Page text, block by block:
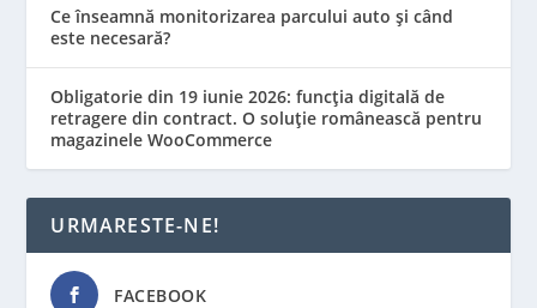
Ce înseamnă monitorizarea parcului auto și când
este necesară?
Obligatorie din 19 iunie 2026: funcția digitală de
retragere din contract. O soluție românească pentru
magazinele WooCommerce
URMARESTE-NE!
FACEBOOK